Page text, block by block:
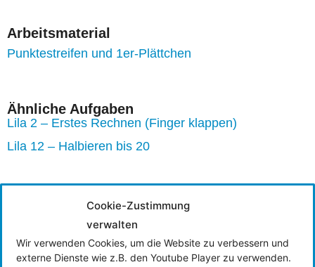
Cookie-Zustimmung
verwalten
Wir verwenden Cookies, um die Website zu verbessern und
externe Dienste wie z.B. den Youtube Player zu verwenden.
Arbeitsmaterial
Punktestreifen und 1er-Plättchen
Ähnliche Aufgaben
Lila 2 – Erstes Rechnen (Finger klappen)
Lila 12 – Halbieren bis 20